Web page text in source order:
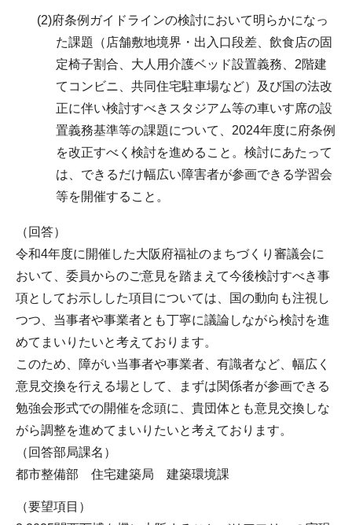
(2)府条例ガイドラインの検討において明らかになっ
た課題（店舗敷地境界・出入口段差、飲食店の固
定椅子割合、大人用介護ベッド設置義務、2階建
てコンビニ、共同住宅駐車場など）及び国の法改
正に伴い検討すべきスタジアム等の車いす席の設
置義務基準等の課題について、2024年度に府条例
を改正すべく検討を進めること。検討にあたって
は、できるだけ幅広い障害者が参画できる学習会
等を開催すること。
（回答）
令和4年度に開催した大阪府福祉のまちづくり審議会に
おいて、委員からのご意見を踏まえて今後検討すべき事
項としてお示しした項目については、国の動向も注視し
つつ、当事者や事業者とも丁寧に議論しながら検討を進
めてまいりたいと考えております。
このため、障がい当事者や事業者、有識者など、幅広く
意見交換を行える場として、まずは関係者が参画できる
勉強会形式での開催を念頭に、貴団体とも意見交換しな
がら調整を進めてまいりたいと考えております。
（回答部局課名）
都市整備部 住宅建築局 建築環境課
（要望項目）